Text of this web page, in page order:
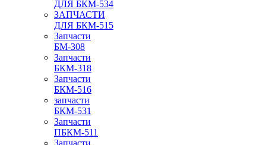
ДЛЯ БКМ-534
ЗАПЧАСТИ
ДЛЯ БКМ-515
Запчасти
БМ-308
Запчасти
БКМ-318
Запчасти
БКМ-516
запчасти
БКМ-531
Запчасти
ПБКМ-511
Запчасти